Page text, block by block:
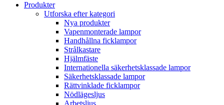
Produkter
Utforska efter kategori
Nya produkter
Vapenmonterade lampor
Handhållna ficklampor
Strålkastare
Hjälmfäste
Internationella säkerhetsklassade lampor
Säkerhetsklassade lampor
Rättvinklade ficklampor
Nödlägesljus
Arbetsljus